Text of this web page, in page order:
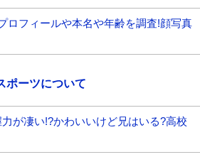
ロフィールや本名や年齢を調査!顔写真
ポーツについて
が凄い!?かわいいけど兄はいる?高校